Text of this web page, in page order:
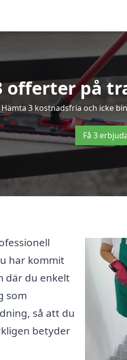
offerter på
Hämta 3 kostnadsfria och icke
Få 3
har kommit
där du enkelt
som
så att du
betyder